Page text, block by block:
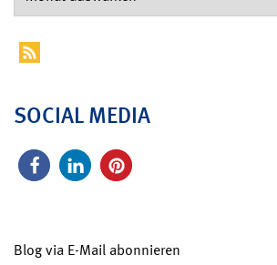
SOCIAL MEDIA
Blog via E-Mail abonnieren